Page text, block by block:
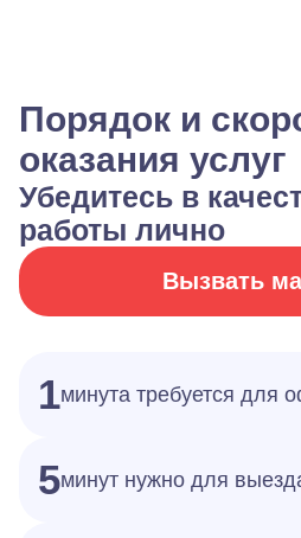
Порядок и
оказания услуг
Убедитесь в
работы лично
Вызвать
1минута требуется для
5минут нужно для